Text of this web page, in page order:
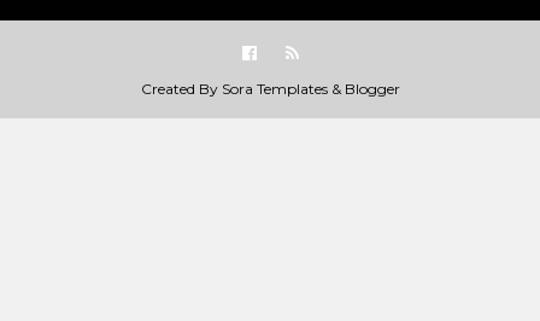
Created By Sora Templates& Blogger